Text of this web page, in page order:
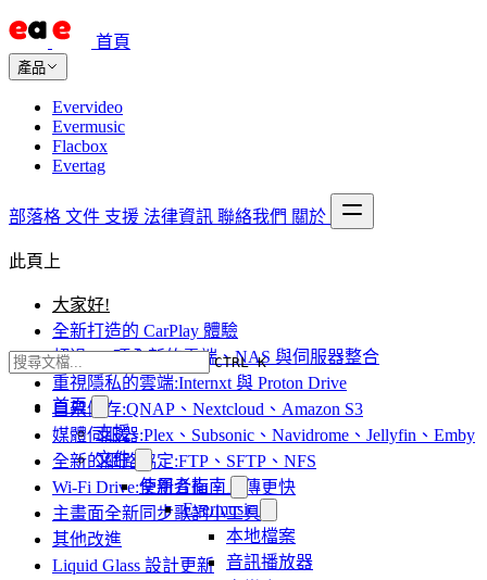
首頁
產品
Evervideo
Evermusic
Flacbox
Evertag
部落格 文件 支援 法律資訊 聯絡我們 關於
CTRL K
首頁
支援
文件
使用者指南
Evermusic
本地檔案
音訊播放器
此頁上
大家好!
全新打造的 CarPlay 體驗
超過 10 項全新的雲端、NAS 與伺服器整合
重視隱私的雲端:Internxt 與 Proton Drive
自架儲存:QNAP、Nextcloud、Amazon S3
媒體伺服器:Plex、Subsonic、Navidrome、Jellyfin、Emby
全新的網路協定:FTP、SFTP、NFS
Wi-Fi Drive:全新介面、上傳更快
主畫面全新同步歌詞小工具
其他改進
Liquid Glass 設計更新